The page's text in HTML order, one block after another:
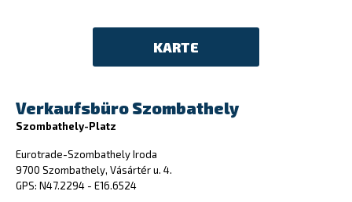
KARTE
Verkaufsbüro Szombathely
Szombathely-Platz
Eurotrade-Szombathely Iroda
9700 Szombathely, Vásártér u. 4.
GPS: N47.2294 - E16.6524